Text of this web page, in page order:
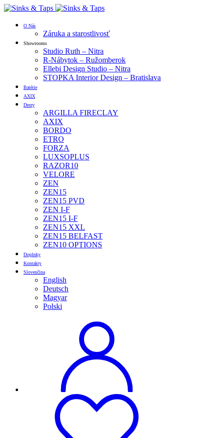
O Nás
Záruka a starostlivosť
Showrooms
Studio Ruth – Nitra
R-Nábytok – Ružomberok
Ellebi Design Studio – Nitra
STOPKA Interior Design – Bratislava
Batérie
AXIX
Drezy
ARGILLA FIRECLAY
AXIX
BORDO
ETRO
FORZA
LUXSOPLUS
RAZOR10
VELORE
ZEN
ZEN15
ZEN15 PVD
ZEN I-F
ZEN15 I-F
ZEN15 XXL
ZEN15 BELFAST
ZEN10 OPTIONS
Doplnky
Kontakty
Slovenčina
English
Deutsch
Magyar
Polski